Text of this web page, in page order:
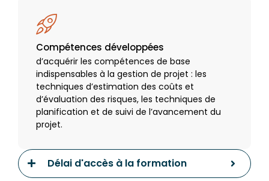
Compétences développées
d’acquérir les compétences de base
indispensables à la gestion de projet : les
techniques d’estimation des coûts et
d’évaluation des risques, les techniques de
planification et de suivi de l’avancement du
projet.
Délai d'accès à la formation